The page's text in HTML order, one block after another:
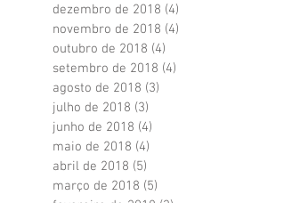
dezembro de 2018 (4)
novembro de 2018 (4)
outubro de 2018 (4)
setembro de 2018 (4)
agosto de 2018 (3)
julho de 2018 (3)
junho de 2018 (4)
maio de 2018 (4)
abril de 2018 (5)
março de 2018 (5)